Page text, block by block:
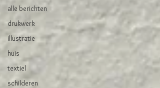
alle berichten
drukwerk
illustratie
huis
textiel
schilderen